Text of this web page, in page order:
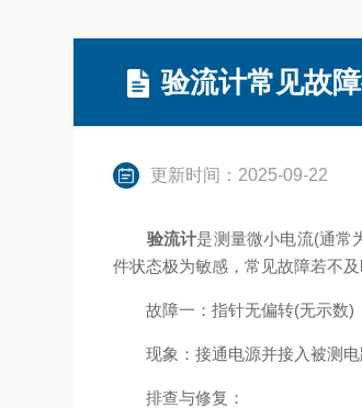
验流计常见故
更新时间：2025-09-22
验流计是测量微小电流(通常
件状态极为敏感，常见故障若不
故障一：指针无偏转(无示数)
现象：接通电源并接入被测电
排查与修复：